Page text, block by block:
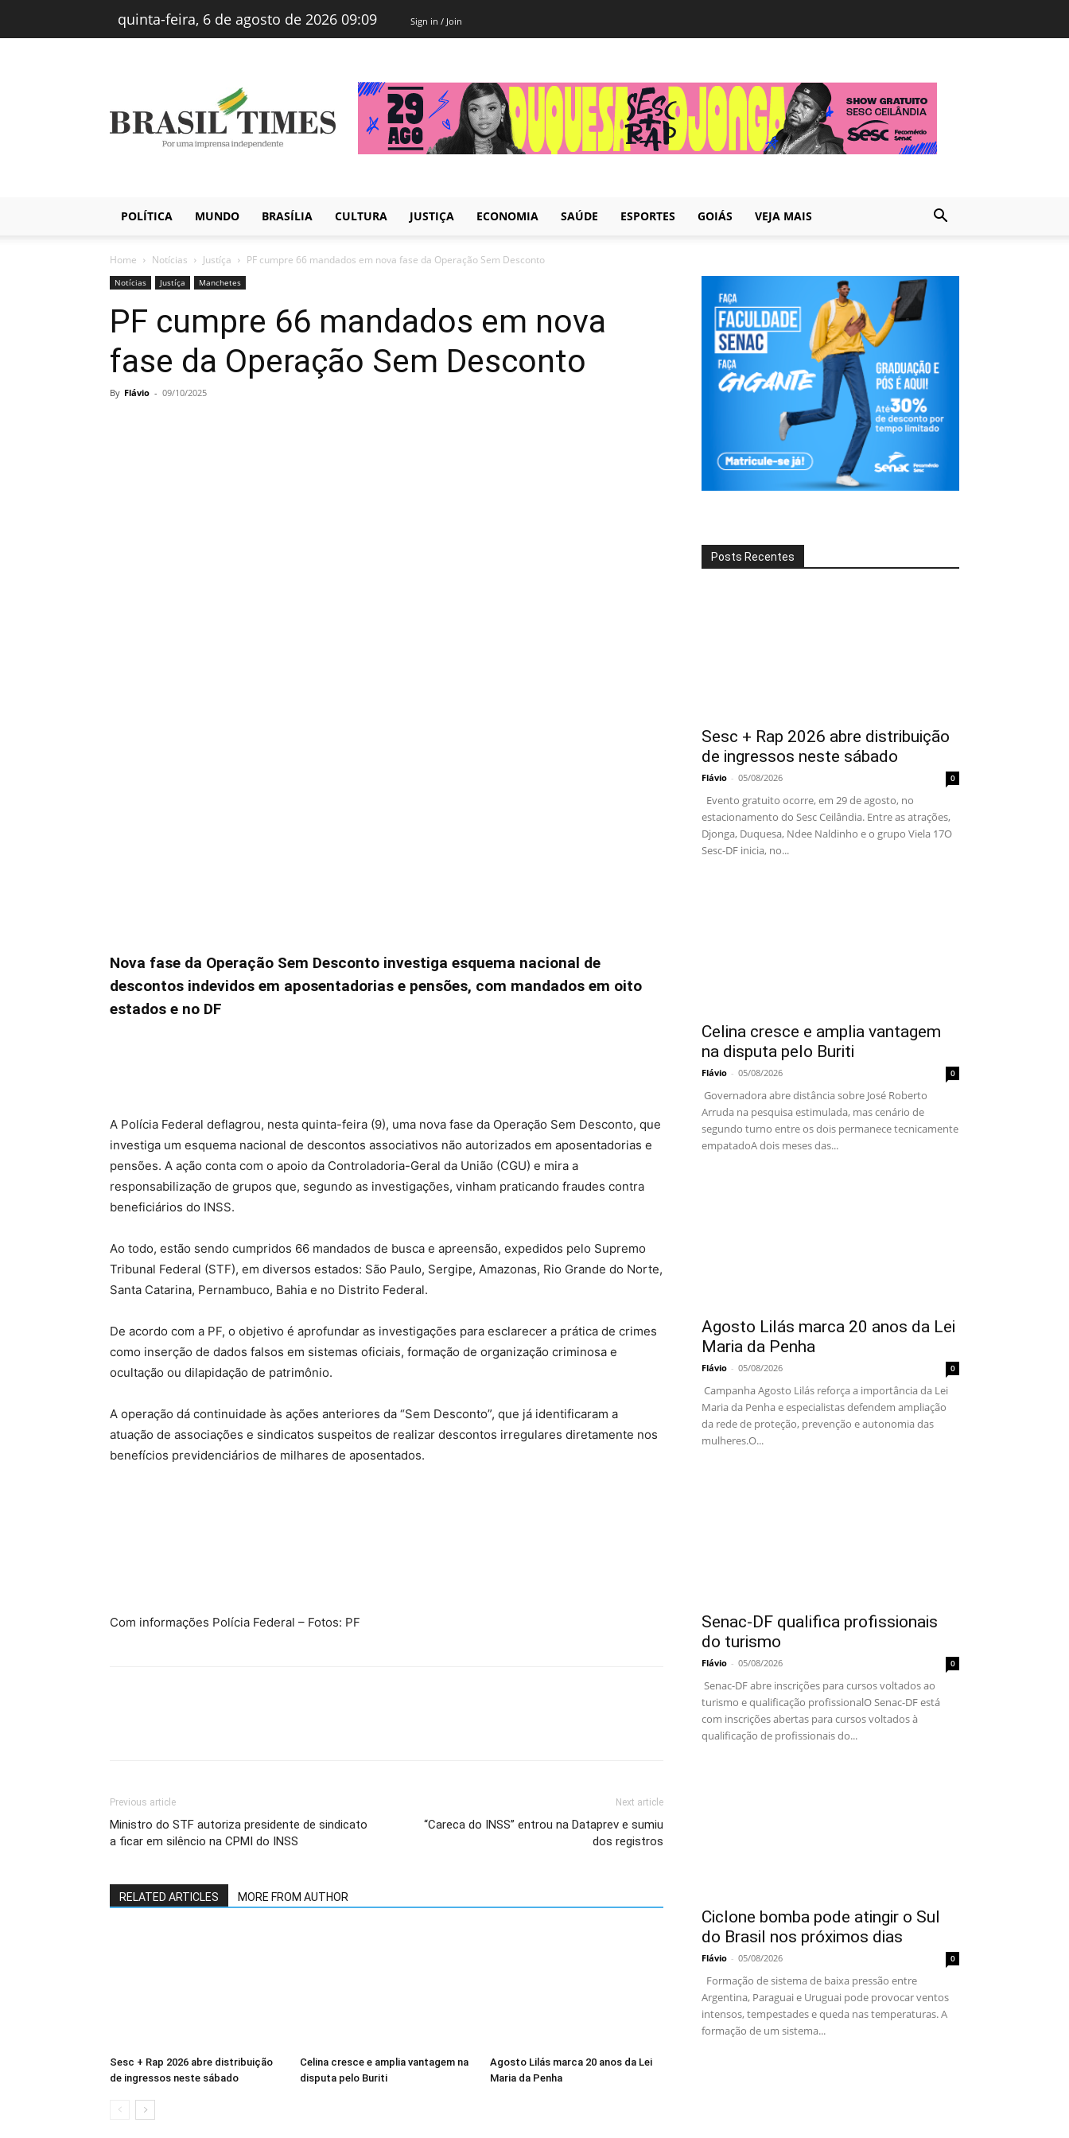
quinta-feira, 6 de agosto de 2026 09:09 Sign in / Join
Brasiltimes
–
Notícias
POLÍTICA MUNDO BRASÍLIA CULTURA JUSTIÇA ECONOMIA SAÚDE ESPORTES GOIÁS VEJA MAIS
Home Notícias Justíça PF cumpre 66 mandados em nova fase da Operação Sem Desconto
Notícias Justíça Manchetes
PF cumpre 66 mandados em nova
fase da Operação Sem Desconto
By Flávio - 09/10/2025
Nova fase da Operação Sem Desconto investiga esquema nacional de
descontos indevidos em aposentadorias e pensões, com mandados em oito
estados e no DF
A Polícia Federal deflagrou, nesta quinta-feira (9), uma nova fase da Operação Sem Desconto, que
investiga um esquema nacional de descontos associativos não autorizados em aposentadorias e
pensões. A ação conta com o apoio da Controladoria-Geral da União (CGU) e mira a
responsabilização de grupos que, segundo as investigações, vinham praticando fraudes contra
beneficiários do INSS.
Ao todo, estão sendo cumpridos 66 mandados de busca e apreensão, expedidos pelo Supremo
Tribunal Federal (STF), em diversos estados: São Paulo, Sergipe, Amazonas, Rio Grande do Norte,
Santa Catarina, Pernambuco, Bahia e no Distrito Federal.
De acordo com a PF, o objetivo é aprofundar as investigações para esclarecer a prática de crimes
como inserção de dados falsos em sistemas oficiais, formação de organização criminosa e
ocultação ou dilapidação de patrimônio.
A operação dá continuidade às ações anteriores da “Sem Desconto”, que já identificaram a
atuação de associações e sindicatos suspeitos de realizar descontos irregulares diretamente nos
benefícios previdenciários de milhares de aposentados.
Com informações Polícia Federal – Fotos: PF
Previous article
Ministro do STF autoriza presidente de sindicato
a ficar em silêncio na CPMI do INSS
Next article
“Careca do INSS” entrou na Dataprev e sumiu
dos registros
RELATED ARTICLES MORE FROM AUTHOR
Sesc + Rap 2026 abre distribuição
de ingressos neste sábado
Celina cresce e amplia vantagem na
disputa pelo Buriti
Agosto Lilás marca 20 anos da Lei
Maria da Penha
Posts Recentes
Sesc + Rap 2026 abre distribuição
de ingressos neste sábado
Flávio - 05/08/2026 0
Evento gratuito ocorre, em 29 de agosto, no
estacionamento do Sesc Ceilândia. Entre as atrações,
Djonga, Duquesa, Ndee Naldinho e o grupo Viela 17O
Sesc-DF inicia, no...
Celina cresce e amplia vantagem
na disputa pelo Buriti
Flávio - 05/08/2026 0
Governadora abre distância sobre José Roberto
Arruda na pesquisa estimulada, mas cenário de
segundo turno entre os dois permanece tecnicamente
empatadoA dois meses das...
Agosto Lilás marca 20 anos da Lei
Maria da Penha
Flávio - 05/08/2026 0
Campanha Agosto Lilás reforça a importância da Lei
Maria da Penha e especialistas defendem ampliação
da rede de proteção, prevenção e autonomia das
mulheres.O...
Senac-DF qualifica profissionais
do turismo
Flávio - 05/08/2026 0
Senac-DF abre inscrições para cursos voltados ao
turismo e qualificação profissionalO Senac-DF está
com inscrições abertas para cursos voltados à
qualificação de profissionais do...
Ciclone bomba pode atingir o Sul
do Brasil nos próximos dias
Flávio - 05/08/2026 0
Formação de sistema de baixa pressão entre
Argentina, Paraguai e Uruguai pode provocar ventos
intensos, tempestades e queda nas temperaturas. A
formação de um sistema...